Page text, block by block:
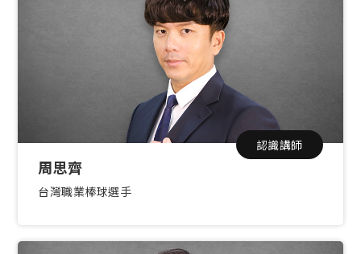
認識講師
周思齊
台灣職業棒球選手